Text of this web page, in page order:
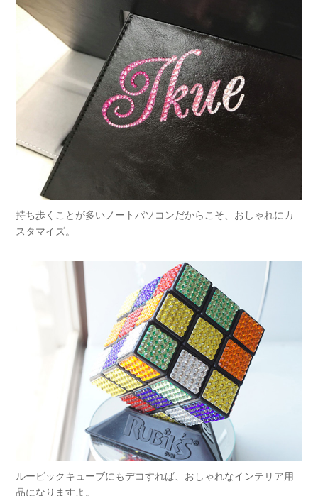
持ち歩くことが多いノートパソコンだからこそ、おしゃれにカ
スタマイズ。
ルービックキューブにもデコすれば、おしゃれなインテリア用
品になりますよ。